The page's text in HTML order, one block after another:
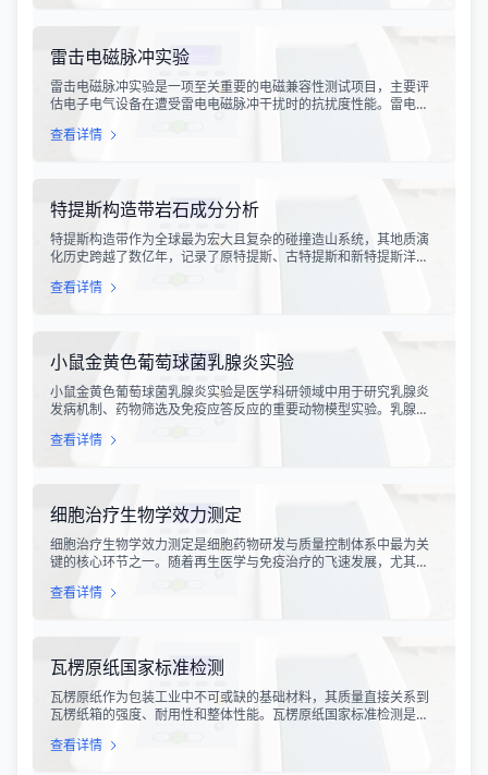
雷击电磁脉冲实验
雷击电磁脉冲实验是一项至关重要的电磁兼容性测试项目，主要评
估电子电气设备在遭受雷电电磁脉冲干扰时的抗扰度性能。雷电作
具有上升时间快、持续时间短、能量密度高等特点，可能对周围的
查看详情
特提斯构造带岩石成分分析
特提斯构造带作为全球最为宏大且复杂的碰撞造山系统，其地质演
化历史跨越了数亿年，记录了原特提斯、古特提斯和新特提斯洋的
板块俯冲、碰撞造山机制以及成矿作用规律的关键手段。特提斯构
查看详情
小鼠金黄色葡萄球菌乳腺炎实验
小鼠金黄色葡萄球菌乳腺炎实验是医学科研领域中用于研究乳腺炎
发病机制、药物筛选及免疫应答反应的重要动物模型实验。乳腺炎
和畜牧业经济均构成显著影响。金黄色葡萄球菌作为引发乳腺炎的
查看详情
细胞治疗生物学效力测定
细胞治疗生物学效力测定是细胞药物研发与质量控制体系中最为关
键的核心环节之一。随着再生医学与免疫治疗的飞速发展，尤其是
确地评估这些“活细胞药物”的临床治疗潜力，成为了监管部门与制药
查看详情
瓦楞原纸国家标准检测
瓦楞原纸作为包装工业中不可或缺的基础材料，其质量直接关系到
瓦楞纸箱的强度、耐用性和整体性能。瓦楞原纸国家标准检测是依
对瓦楞原纸的各项物理性能指标进行系统化测试和评价的过程。该
查看详情